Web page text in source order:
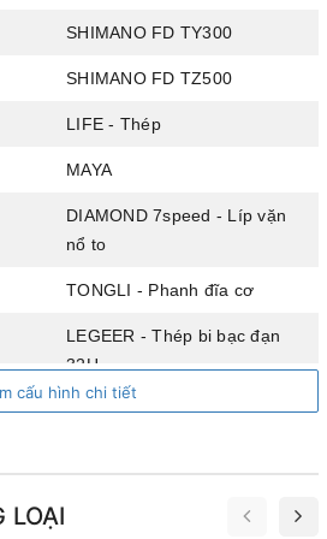
dây cáp. Lớp sơn tĩnh điện bền
cường lực, chịu tải tốt
SHIMANO FD TY300
SHIMANO FD TZ500
LIFE - Thép
MAYA
DIAMOND 7speed - Líp vặn
nổ to
TONGLI - Phanh đĩa cơ
LEGEER - Thép bi bạc đạn
32H
1m55 - 1m80
cấu hình chi tiết
LOẠI